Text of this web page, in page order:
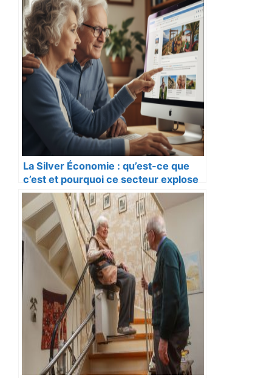
La Silver Économie : qu’est-ce que
c’est et pourquoi ce secteur explose
?